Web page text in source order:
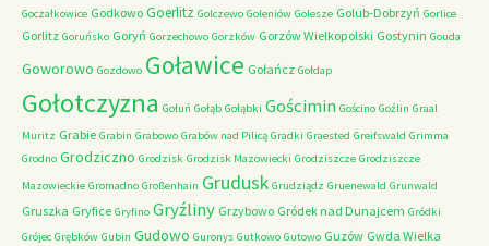
Goczałkowice Godkowo Goerlitz Golczewo Goleniów Golesze Golub-Dobrzyń Gorlice
Gorlitz Goruńsko Goryń Gorzechowo Gorzków Gorzów Wielkopolski Gostynin Gouda
Goworowo Gozdowo Goławice Gołańcz Gołdap
Gołotczyzna Gołuń Gołąb Gołąbki Gościmin Gościno Goźlin Graal
Muritz Grabie Grabin Grabowo Grabów nad Pilicą Gradki Graested Greifswald Grimma
Grodno Grodziczno Grodzisk Grodzisk Mazowiecki Grodziszcze Grodziszcze
Mazowieckie Gromadno Großenhain Grudusk Grudziądz Gruenewald Grunwald
Gruszka Gryfice Gryfino Gryźliny Grzybowo Gródek nad Dunajcem Gródki
Grójec Grębków Gubin Gudowo Guronys Gutkowo Gutowo Guzów Gwda Wielka